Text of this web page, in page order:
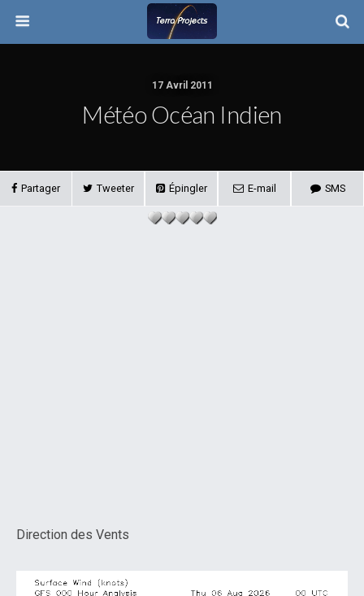
17 Avril 2011
Météo Océan Indien
Partager Tweeter Épingler E-mail SMS
Direction des Vents